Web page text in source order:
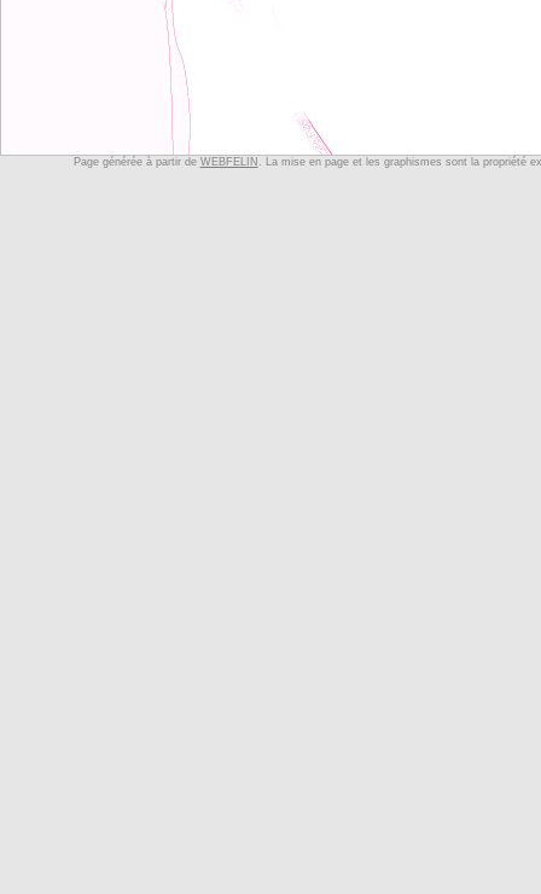
Page générée à partir de WEBFELIN . La mise en page et les graphismes sont la propriété